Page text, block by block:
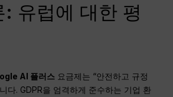
: 유럽에 대한 평
AI 플러스 요금제는 “안전하고 규정
다. GDPR을 엄격하게 준수하는 기업 환